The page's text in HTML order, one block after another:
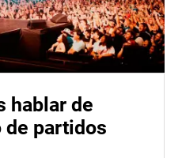
hablar de
de partidos